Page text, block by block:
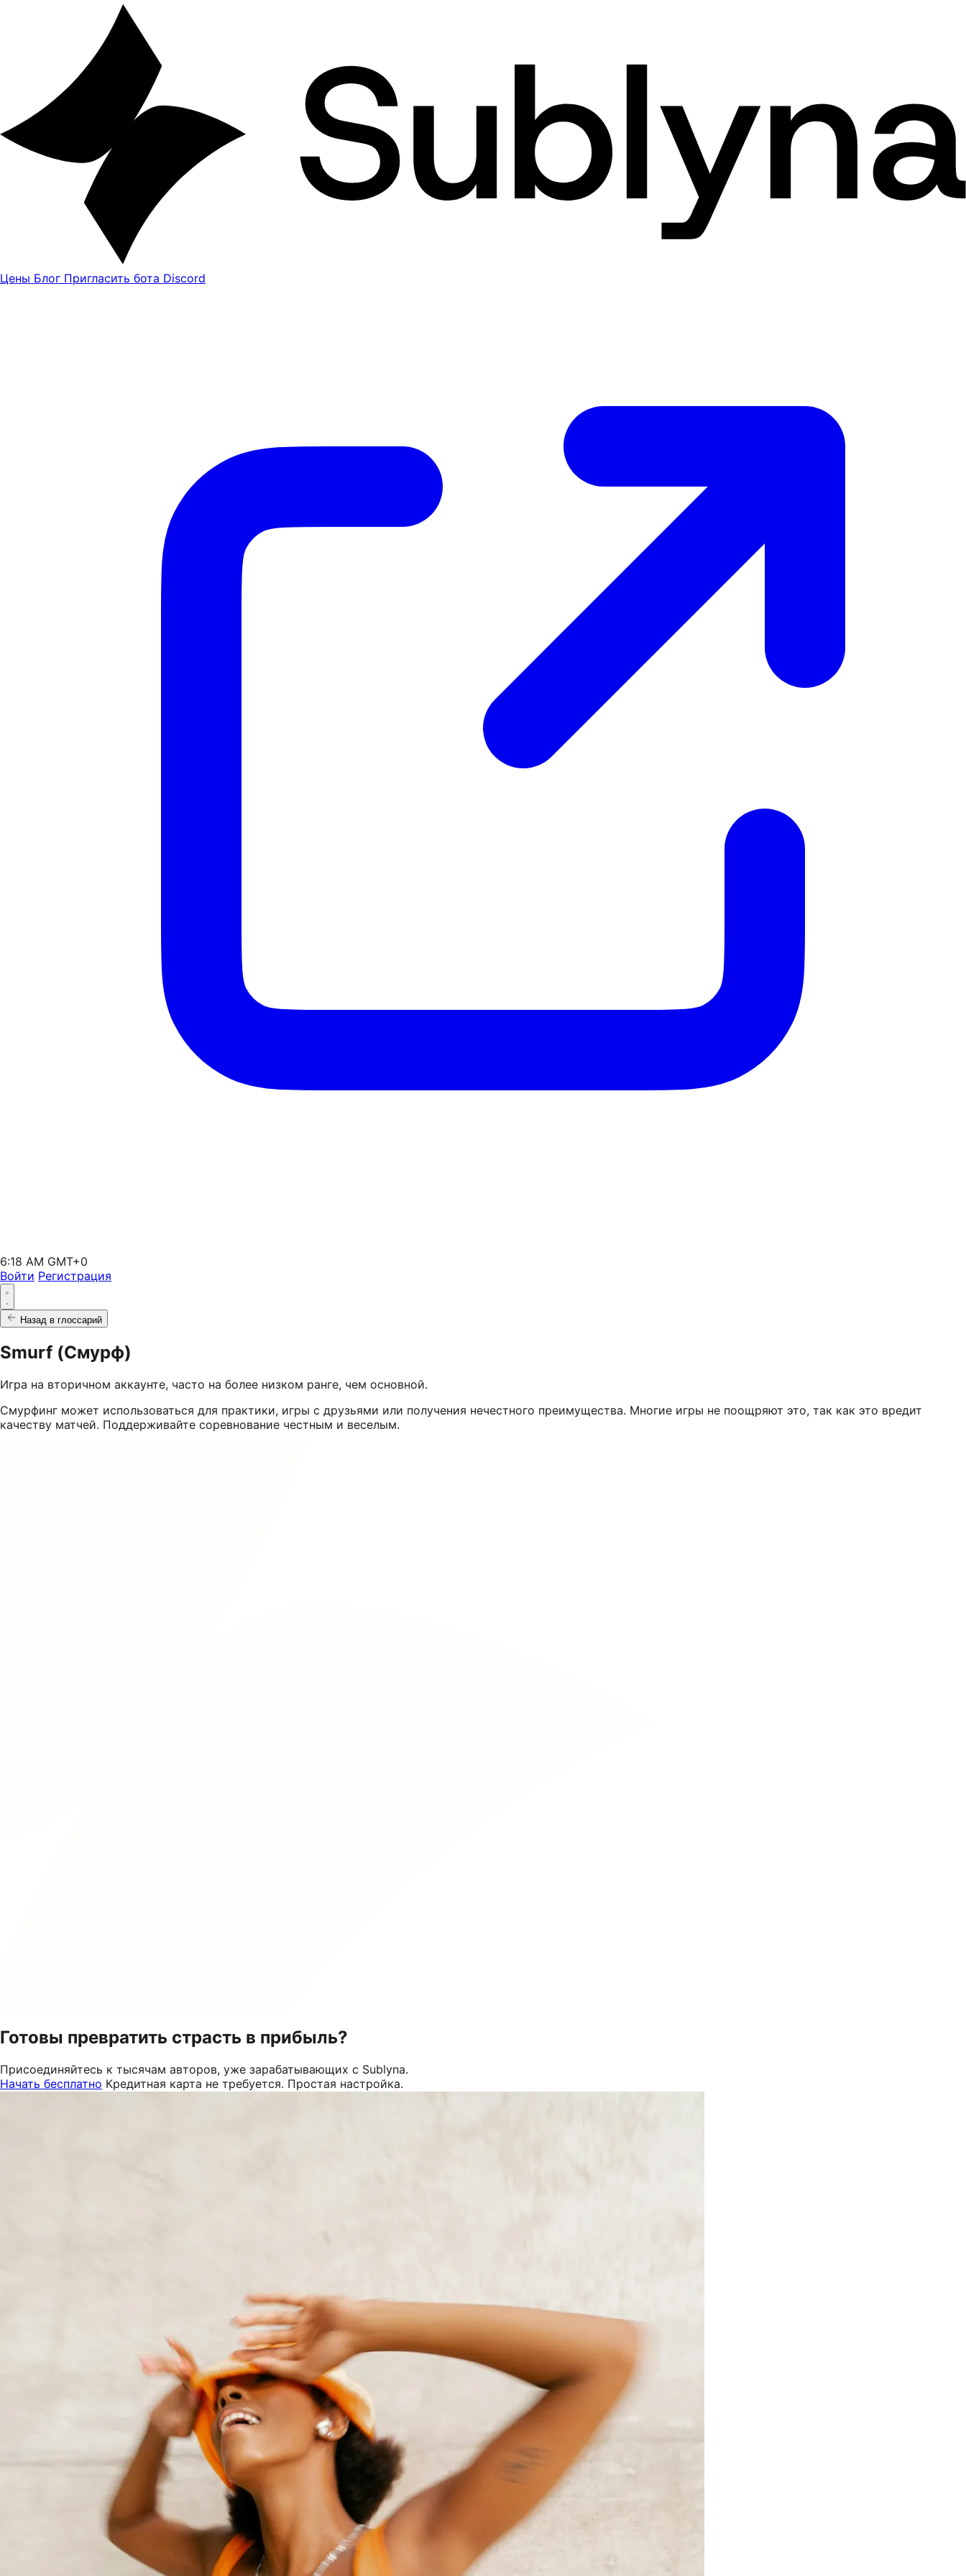
Цены Блог Пригласить бота Discord
6:18 AM GMT+0
Войти Регистрация
Назад в глоссарий
Smurf (Смурф)
Игра на вторичном аккаунте, часто на более низком ранге, чем основной.
Смурфинг может использоваться для практики, игры с друзьями или получения нечестного преимущества. Многие игры не поощряют это, так как это вредит
качеству матчей. Поддерживайте соревнование честным и веселым.
Готовы превратить страсть в прибыль?
Присоединяйтесь к тысячам авторов, уже зарабатывающих с Sublyna.
Начать бесплатно Кредитная карта не требуется. Простая настройка.